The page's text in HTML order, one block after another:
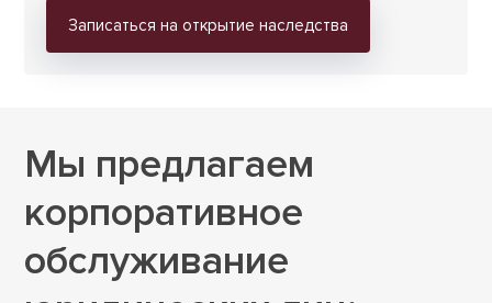
Записаться на открытие наследства
Мы предлагаем
корпоративное
обслуживание